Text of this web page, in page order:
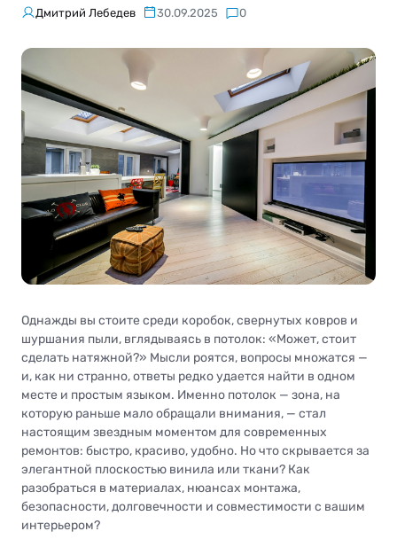
Дмитрий Лебедев 30.09.2025 0
Однажды вы стоите среди коробок, свернутых ковров и
шуршания пыли, вглядываясь в потолок: «Может, стоит
сделать натяжной?» Мысли роятся, вопросы множатся —
и, как ни странно, ответы редко удается найти в одном
месте и простым языком. Именно потолок — зона, на
которую раньше мало обращали внимания, — стал
настоящим звездным моментом для современных
ремонтов: быстро, красиво, удобно. Но что скрывается за
элегантной плоскостью винила или ткани? Как
разобраться в материалах, нюансах монтажа,
безопасности, долговечности и совместимости с вашим
интерьером?